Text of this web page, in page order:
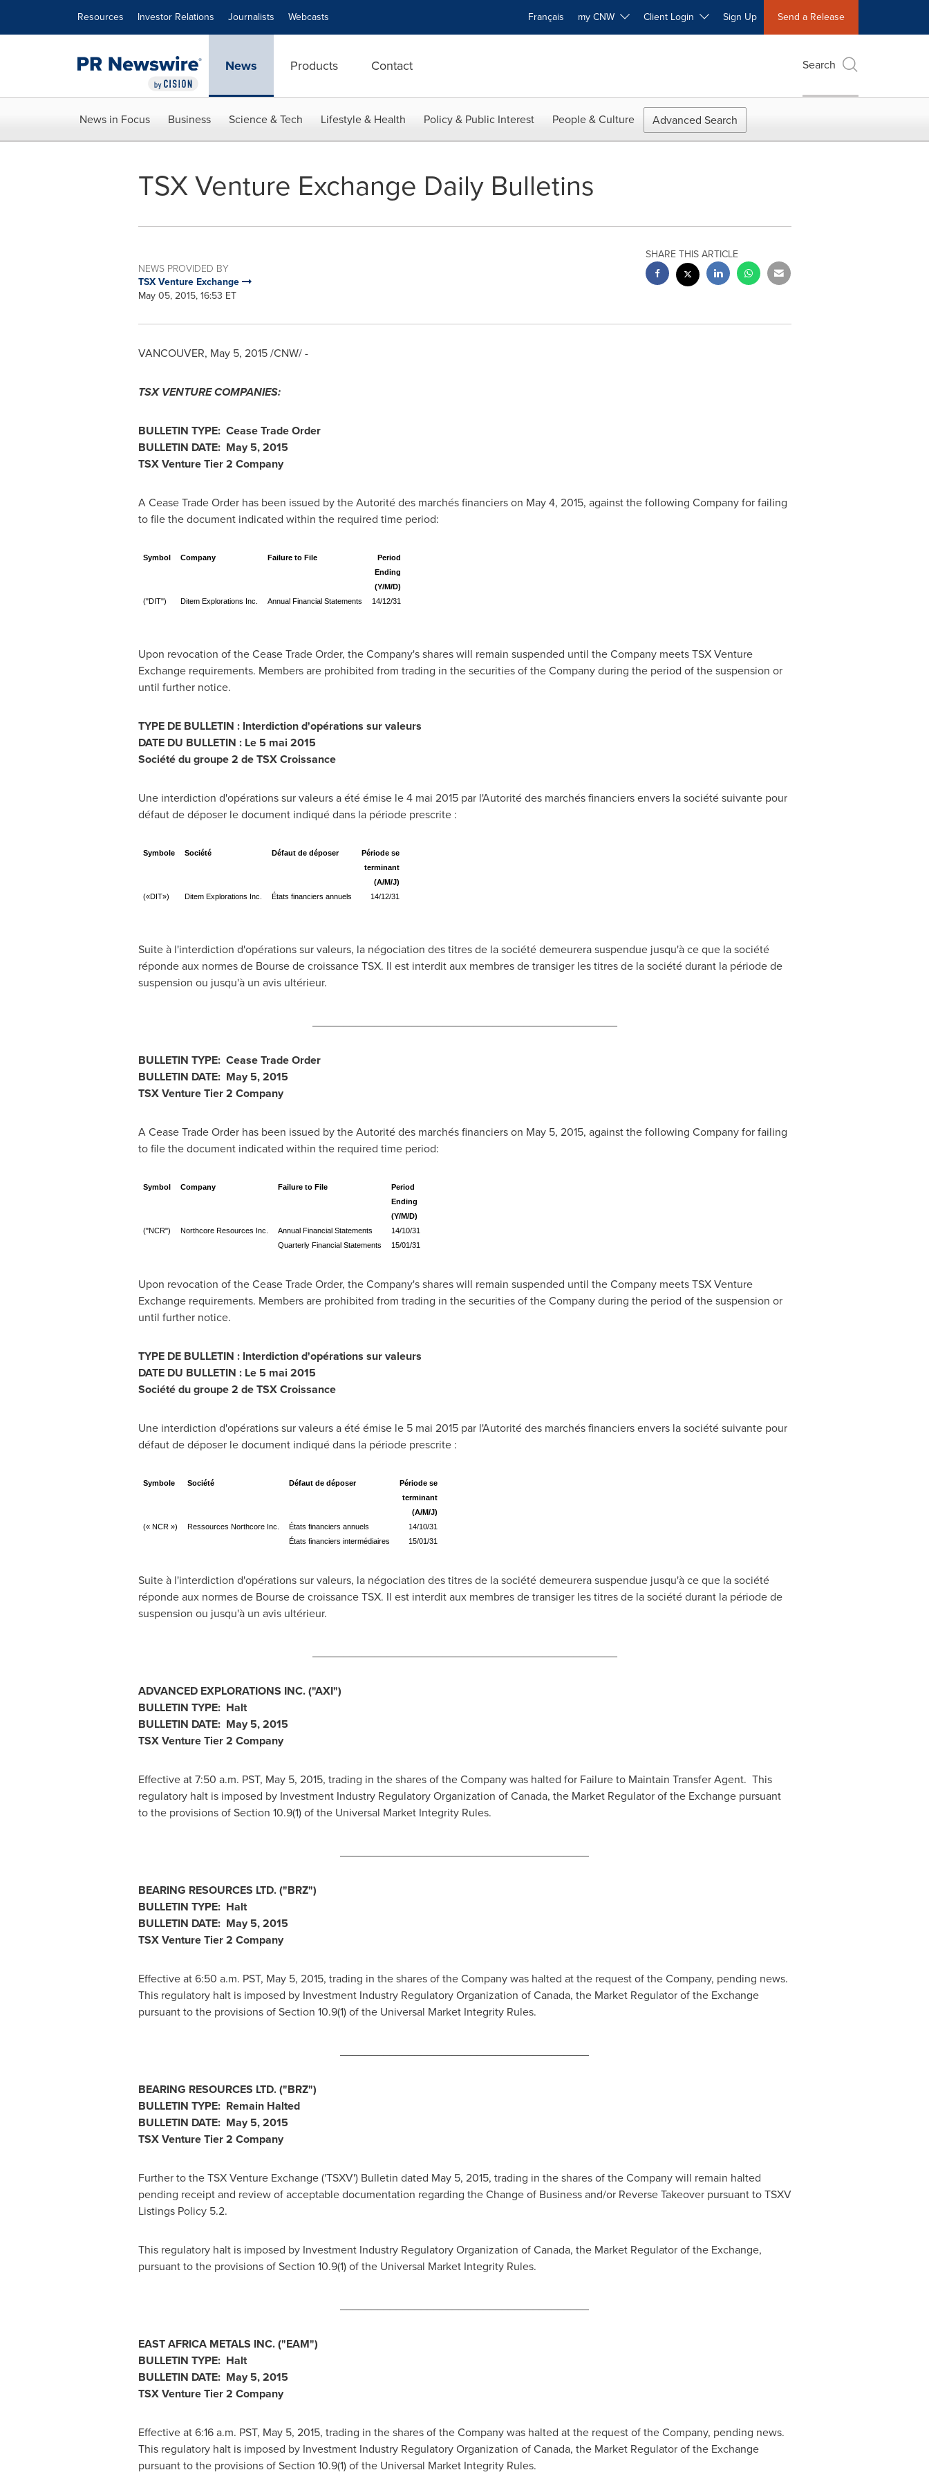
Resources Investor Relations Journalists Webcasts Français my CNW Client Login Sign Up Send a Release
News Products Contact Search
News in Focus Business Science & Tech Lifestyle & Health Policy & Public Interest People & Culture Advanced Search
TSX Venture Exchange Daily Bulletins
NEWS PROVIDED BY
TSX Venture Exchange
May 05, 2015, 16:53 ET
SHARE THIS ARTICLE
VANCOUVER, May 5, 2015/CNW/ -
TSX VENTURE COMPANIES:
BULLETIN TYPE: Cease Trade Order
BULLETIN DATE: May 5, 2015
TSX Venture Tier 2 Company
A Cease Trade Order has been issued by the Autorité des marchés financiers on May 4, 2015, against the following Company for failing
to file the document indicated within the required time period:
Symbol Company Failure to File
Period
Ending
(Y/M/D)
("DIT")
Ditem Explorations Inc. Annual Financial Statements 14/12/31
Upon revocation of the Cease Trade Order, the Company's shares will remain suspended until the Company meets TSX Venture
Exchange requirements. Members are prohibited from trading in the securities of the Company during the period of the suspension or
until further notice.
TYPE DE BULLETIN : Interdiction d'opérations sur valeurs
DATE DU BULLETIN : Le 5 mai 2015
Société du groupe 2 de TSX Croissance
Une interdiction d'opérations sur valeurs a été émise le 4 mai 2015 par l'Autorité des marchés financiers envers la société suivante pour
défaut de déposer le document indiqué dans la période prescrite :
Symbole Société Défaut de déposer
Période se
terminant
(A/M/J)
(«DIT»)
Ditem Explorations Inc. États financiers annuels 14/12/31
Suite à l'interdiction d'opérations sur valeurs, la négociation des titres de la société demeurera suspendue jusqu'à ce que la société
réponde aux normes de Bourse de croissance TSX. Il est interdit aux membres de transiger les titres de la société durant la période de
suspension ou jusqu'à un avis ultérieur.
BULLETIN TYPE: Cease Trade Order
BULLETIN DATE: May 5, 2015
TSX Venture Tier 2 Company
A Cease Trade Order has been issued by the Autorité des marchés financiers on May 5, 2015, against the following Company for failing
to file the document indicated within the required time period:
Symbol Company Failure to File
Period
Ending
(Y/M/D)
("NCR")
Northcore Resources Inc. Annual Financial Statements
14/10/31
Quarterly Financial Statements
15/01/31
Upon revocation of the Cease Trade Order, the Company's shares will remain suspended until the Company meets TSX Venture
Exchange requirements. Members are prohibited from trading in the securities of the Company during the period of the suspension or
until further notice.
TYPE DE BULLETIN : Interdiction d'opérations sur valeurs
DATE DU BULLETIN : Le 5 mai 2015
Société du groupe 2 de TSX Croissance
Une interdiction d'opérations sur valeurs a été émise le 5 mai 2015 par l'Autorité des marchés financiers envers la société suivante pour
défaut de déposer le document indiqué dans la période prescrite :
Symbole Société Défaut de déposer
Période se
terminant
(A/M/J)
(« NCR »)
Ressources Northcore Inc. États financiers annuels
14/10/31
États financiers intermédiaires
15/01/31
Suite à l'interdiction d'opérations sur valeurs, la négociation des titres de la société demeurera suspendue jusqu'à ce que la société
réponde aux normes de Bourse de croissance TSX. Il est interdit aux membres de transiger les titres de la société durant la période de
suspension ou jusqu'à un avis ultérieur.
ADVANCED EXPLORATIONS INC.("AXI")
BULLETIN TYPE: Halt
BULLETIN DATE: May 5, 2015
TSX Venture Tier 2 Company
Effective at 7:50 a.m. PST, May 5, 2015, trading in the shares of the Company was halted for Failure to Maintain Transfer Agent. This
regulatory halt is imposed by Investment Industry Regulatory Organization ofCanada, the Market Regulator of the Exchange pursuant
to the provisions of Section 10.9(1) of the Universal Market Integrity Rules.
BEARING RESOURCES LTD.("BRZ")
BULLETIN TYPE: Halt
BULLETIN DATE: May 5, 2015
TSX Venture Tier 2 Company
Effective at 6:50 a.m. PST, May 5, 2015, trading in the shares of the Company was halted at the request of the Company, pending news.
This regulatory halt is imposed by Investment Industry Regulatory Organization ofCanada, the Market Regulator of the Exchange
pursuant to the provisions of Section 10.9(1) of the Universal Market Integrity Rules.
BEARING RESOURCES LTD.("BRZ")
BULLETIN TYPE: Remain Halted
BULLETIN DATE: May 5, 2015
TSX Venture Tier 2 Company
Further to the TSX Venture Exchange ('TSXV') Bulletin dated May 5, 2015, trading in the shares of the Company will remain halted
pending receipt and review of acceptable documentation regarding the Change of Business and/or Reverse Takeover pursuant to TSXV
Listings Policy 5.2.
This regulatory halt is imposed by Investment Industry Regulatory Organization ofCanada, the Market Regulator of the Exchange,
pursuant to the provisions of Section 10.9(1) of the Universal Market Integrity Rules.
EAST AFRICAMETALS INC.("EAM")
BULLETIN TYPE: Halt
BULLETIN DATE: May 5, 2015
TSX Venture Tier 2 Company
Effective at 6:16 a.m. PST, May 5, 2015, trading in the shares of the Company was halted at the request of the Company, pending news.
This regulatory halt is imposed by Investment Industry Regulatory Organization ofCanada, the Market Regulator of the Exchange
pursuant to the provisions of Section 10.9(1) of the Universal Market Integrity Rules.